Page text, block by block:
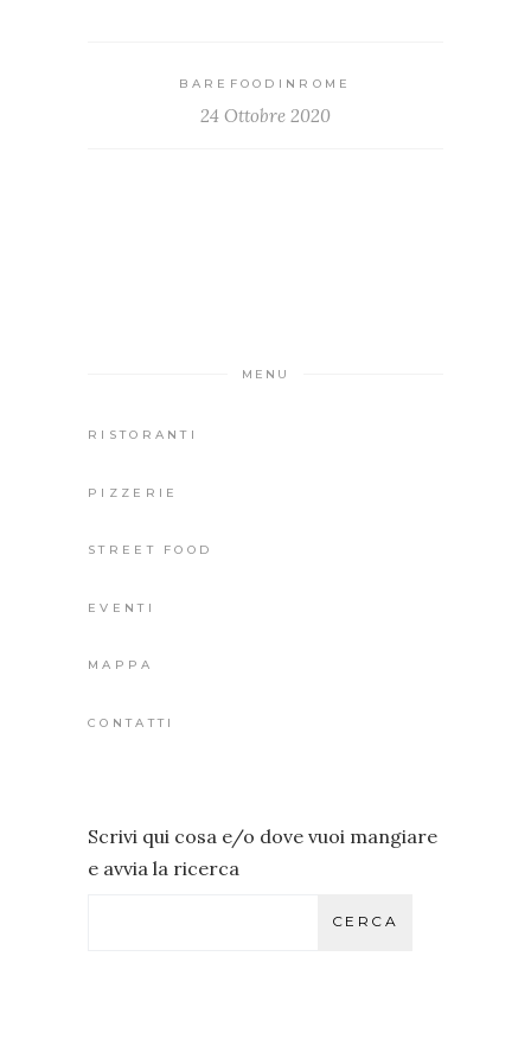
BAREFOODINROME
24 Ottobre 2020
MENU
RISTORANTI
PIZZERIE
STREET FOOD
EVENTI
MAPPA
CONTATTI
Scrivi qui cosa e/o dove vuoi mangiare
e avvia la ricerca
CERCA